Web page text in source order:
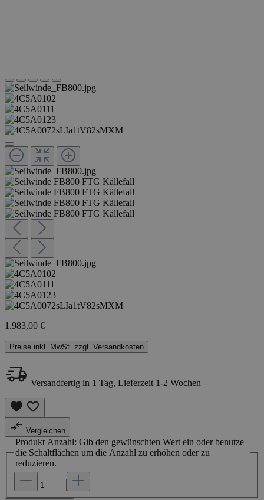
1.983,00 €
Preise inkl. MwSt. zzgl. Versandkosten
Versandfertig in 1 Tag, Lieferzeit 1-2 Wochen
Vergleichen
Produkt Anzahl: Gib den gewünschten Wert ein oder benutze
die Schaltflächen um die Anzahl zu erhöhen oder zu
reduzieren.